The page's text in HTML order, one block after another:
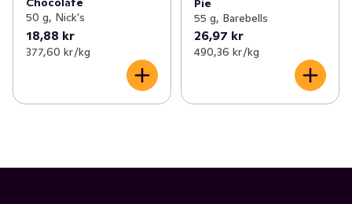
50 g, Nick's
18,88 kr
377,60 kr /kg
Pie
55 g, Barebells
26,97 kr
490,36 kr /kg